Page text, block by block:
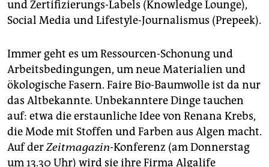
und Zertifizierungs-Labels (Knowledge Lounge),
Social Media und Lifestyle-Journalismus (Prepeek).
Immer geht es um Ressourcen-Schonung und
Arbeitsbedingungen, um neue Materialien und
ökologische Fasern. Faire Bio-Baumwolle ist da nur
das Altbekannte. Unbekanntere Dinge tauchen
auf: etwa die erstaunliche Idee von Renana Krebs,
die Mode mit Stoffen und Farben aus Algen macht.
Auf derZeitmagazin-Konferenz (am Donnerstag
um 13.30 Uhr) wird sie ihre Firma Algalife